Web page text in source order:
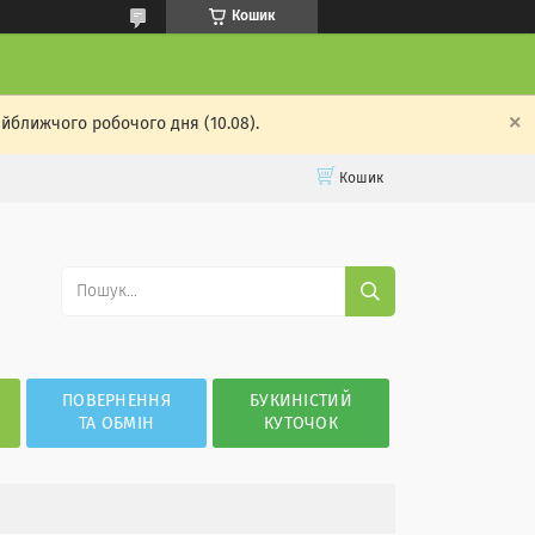
Кошик
робочого дня (10.08).
Кошик
ПОВЕРНЕННЯ
ТА ОБМІН
БУКИНІСТИЙ
КУТОЧОК